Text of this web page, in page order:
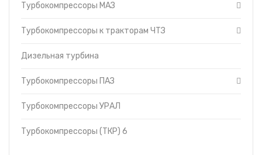
Турбокомпрессоры МАЗ
Турбокомпрессоры к тракторам ЧТЗ
Дизельная турбина
Турбокомпрессоры ПАЗ
Турбокомпрессоры УРАЛ
Турбокомпрессоры (ТКР) 6